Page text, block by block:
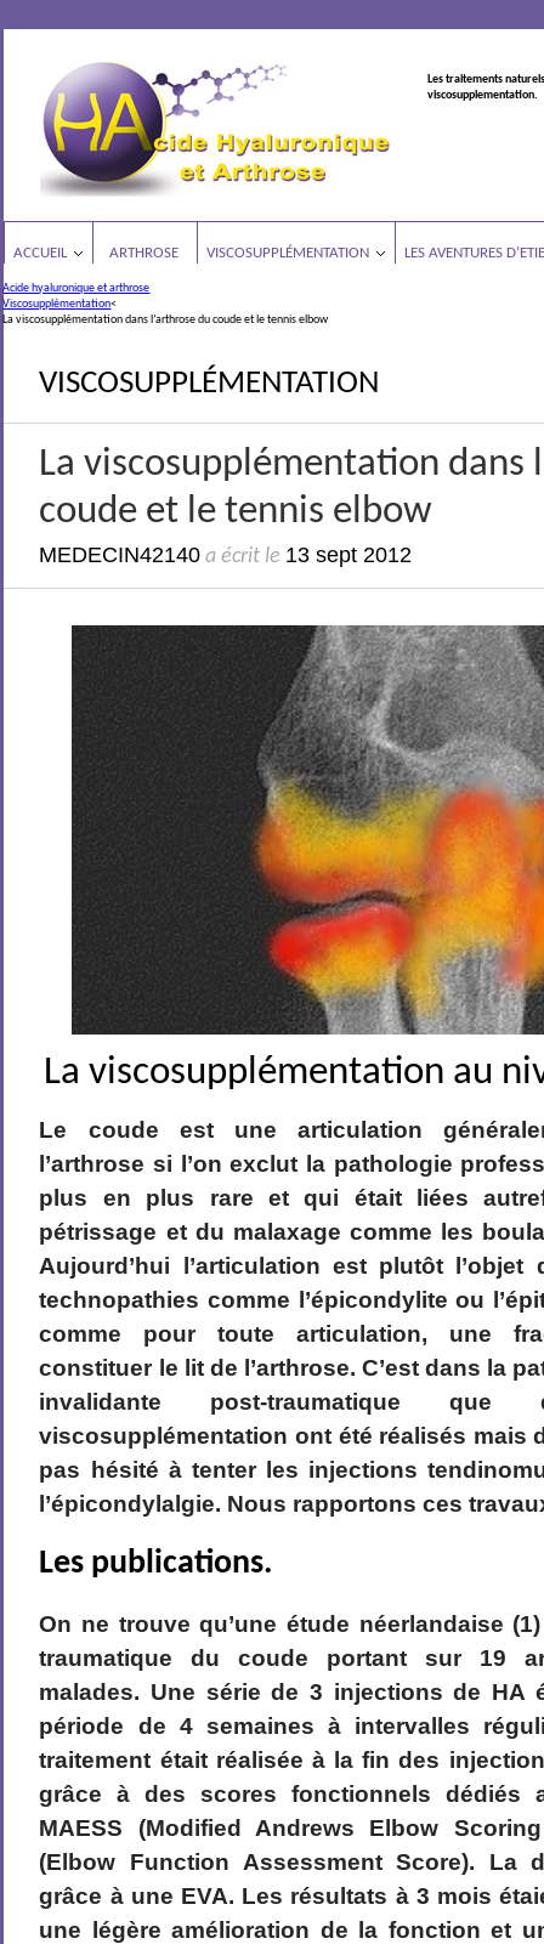
Les traitements
viscosupplementation.
ACCUEIL ARTHROSE VISCOSUPPLÉMENTATION LES AVENTURES
Acide hyaluronique et arthrose
Viscosupplémentation<
La viscosupplémentation dans l’arthrose du coude et le tennis elbow
VISCOSUPPLÉMENTATION
La viscosupplémentation dans
coude et le tennis elbow
MEDECIN42140 a écrit le 13 sept 2012
La viscosupplémentation au
Le coude est une articulation
l’arthrose si l’on exclut la pathologie
plus en plus rare et qui était liées
pétrissage et du malaxage comme les
Aujourd’hui l’articulation est plutôt
technopathies comme l’épicondylite ou
comme pour toute articulation, une
constituer le lit de l’arthrose. C’est dans la
invalidante post-traumatique
viscosupplémentation ont été réalisés mais
pas hésité à tenter les injections
l’épicondylalgie. Nous rapportons ces
Les publications.
On ne trouve qu’une étude néerlandaise
traumatique du coude portant sur 19
malades. Une série de 3 injections de HA
période de 4 semaines à intervalles
traitement était réalisée à la fin des
grâce à des scores fonctionnels dédiés
MAESS (Modified Andrews Elbow
(Elbow Function Assessment Score). La
grâce à une EVA. Les résultats à 3 mois
une légère amélioration de la fonction et